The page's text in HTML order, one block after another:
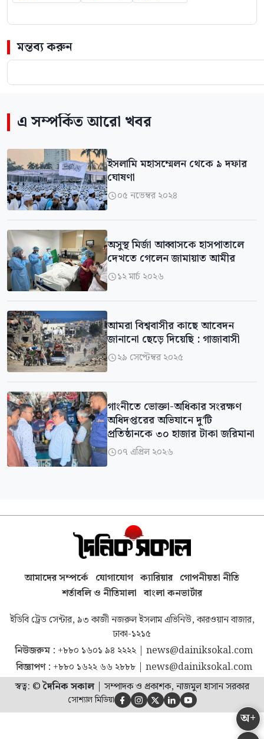
মন্তব্য করুন
এ সম্পর্কিত আরো খবর
ইসলামি মহাসম্মেলন থেকে ৯ দফার
ঘোষণা
০৫ নভেম্বর ২০২৪
অসুস্থ মির্জা আব্বাসকে হাসপাতালে
দেখতে গেলেন জামায়াত আমীর
১২ মার্চ ২০২৬
আমরা বিশ্ববাসীর কাছে আবেদন
জানানো ছেড়ে দিয়েছি : গাজাবাসী
২৯ সেপ্টেম্বর ২০২৫
গাংনীতে ভোক্তা-অধিকার সংরক্ষণ
অধিদপ্তরের অভিযানে দু‘টি
প্রতিষ্ঠানকে ৩০ হাজার টাকা জরিমানা
০৭ এপ্রিল ২০২৬
অ+
আমাদের সম্পর্কে যোগাযোগ ক্যারিয়ার গোপনীয়তা নীতি
শর্তাবলি ও নীতিমালা বাংলা কনভার্টার
ইডিবি ট্রেড সেন্টার, ৯৩ কাজী নজরুল ইসলাম এভিনিউ, কারওয়ান বাজার,
ঢাকা-১২১৫
নিউজরুম : +৮৮০ ১৬০১ ৯৪ ২২২২| news@dainiksokal.com
বিজ্ঞাপণ : +৮৮০ ১৬২২ ৬৬ ২৮৮৮| news@dainiksokal.com
স্বত্ব: ©দৈনিক সকাল| সম্পাদক ও প্রকাশক, নাজমুল হাসান সরকার
সোশ্যাল মিডিয়া     